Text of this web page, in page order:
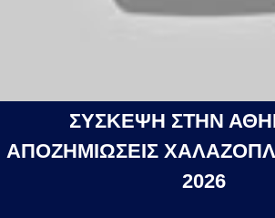
ΣΥΣΚΕΨΗ ΣΤΗΝ
ΑΠΟΖΗΜΙΩΣΕΙΣ
2026